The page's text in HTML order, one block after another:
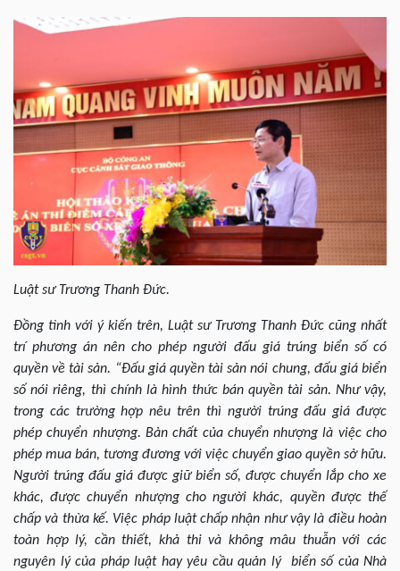
Luật sư Trương Thanh Đức.
Đồng tình với ý kiến trên, Luật sư Trương Thanh Đức cũng nhất
trí phương án nên cho phép người đấu giá trúng biển số có
quyền về tài sản. “Đấu giá quyền tài sản nói chung, đấu giá biển
số nói riêng, thì chính là hình thức bán quyền tài sản. Như vậy,
trong các trường hợp nêu trên thì người trúng đấu giá được
phép chuyển nhượng. Bản chất của chuyển nhượng là việc cho
phép mua bán, tương đương với việc chuyển giao quyền sở hữu.
Người trúng đấu giá được giữ biển số, được chuyển lắp cho xe
khác, được chuyển nhượng cho người khác, quyền được thế
chấp và thừa kế. Việc pháp luật chấp nhận như vậy là điều hoàn
toàn hợp lý, cần thiết, khả thi và không mâu thuẫn với các
nguyên lý của pháp luật hay yêu cầu quản lý biển số của Nhà